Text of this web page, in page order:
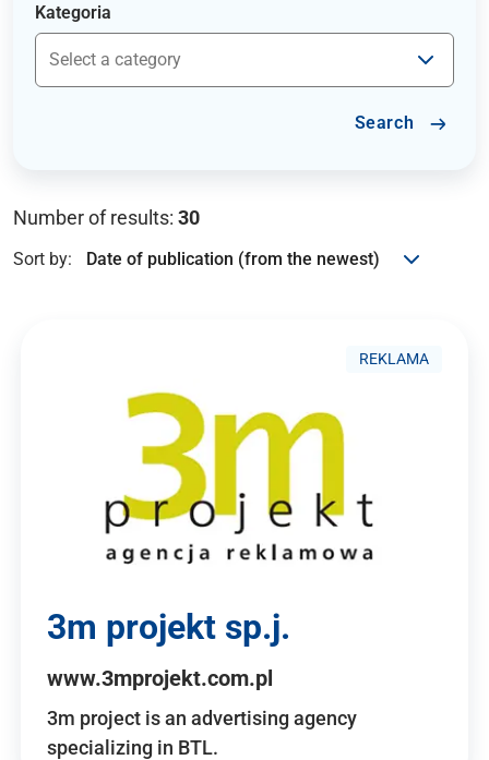
Kategoria
Search
Number of results: 30
Sort by:
REKLAMA
3m projekt sp.j.
www.3mprojekt.com.pl
3m project is an advertising agency
specializing in BTL.